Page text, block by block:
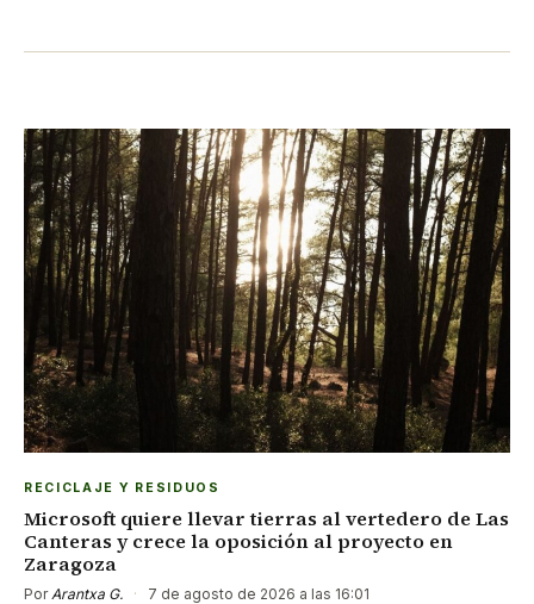
RECICLAJE Y RESIDUOS
Microsoft quiere llevar tierras al vertedero de Las
Canteras y crece la oposición al proyecto en
Zaragoza
Por Arantxa G. · 7 de agosto de 2026 a las 16:01